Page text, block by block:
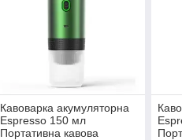
Кавоварка акумуляторна
Espresso 150 мл
Портативна кавова